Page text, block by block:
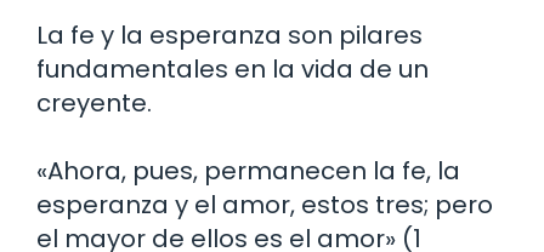
La fe y la esperanza son pilares
fundamentales en la vida de un
creyente.
«Ahora, pues, permanecen la fe, la
esperanza y el amor, estos tres; pero
el mayor de ellos es el amor» (1